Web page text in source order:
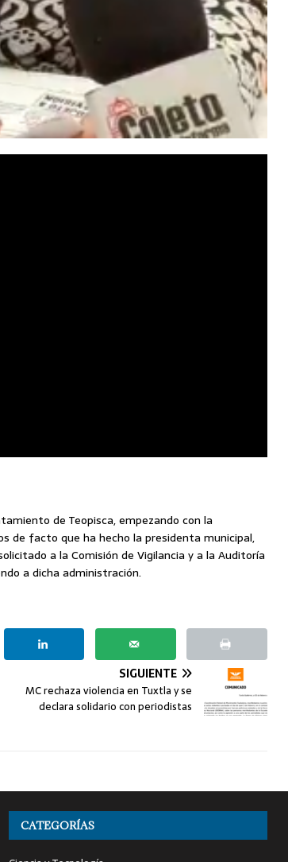
de Teopisca, empezando con la
de facto que ha hecho la presidenta municipal,
a la Comisión de Vigilancia y a la Auditoría
a dicha administración.
SIGUIENTE
MC rechaza violencia en Tuxtla y se
declara solidario con periodistas
CATEGORÍAS